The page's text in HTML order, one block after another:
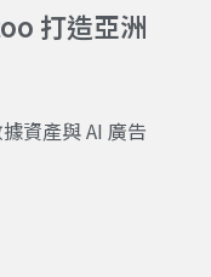
打造亞洲
資產與 AI 廣告